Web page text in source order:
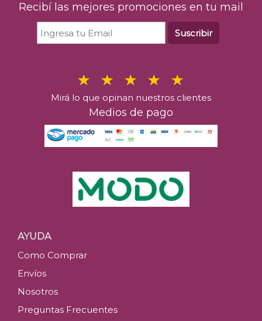
Recibí las mejores promociones en tu mail
Suscribir
Mirá lo que opinan nuestros clientes
Medios de pago
AYUDA
Como Comprar
Envíos
Nosotros
Preguntas Frecuentes